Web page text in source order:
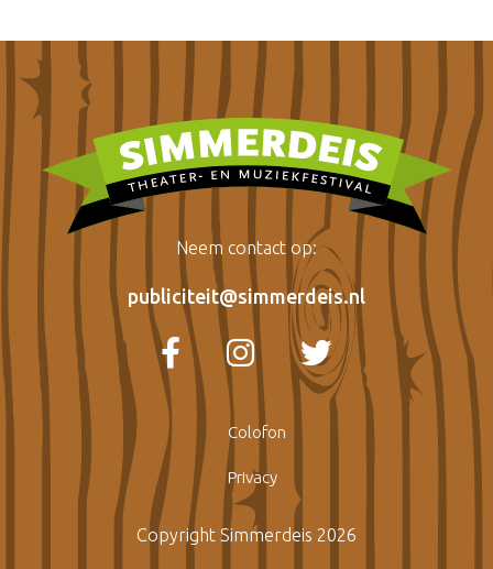
Neem contact op:
publiciteit@simmerdeis.nl
Colofon
Privacy
Copyright Simmerdeis 2026